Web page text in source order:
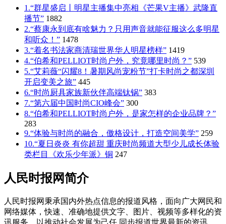
1.“群星盛启丨明星主播集中亮相《芒果V主播》武隆直
播节” 1882
2.“蔡康永到底有啥魅力？只用声音就能征服这么多明星
和听众！” 1478
3.“着名书法家商清瑞世界华人明星榜样” 1419
4.“伯希和PELLIOT时尚户外，究竟哪里时尚？” 539
5.“艾莉薇“闪耀8！暑期风尚宠粉节”打卡时尚之都深圳
开启变美之旅” 445
6.“时尚厨具家族新伙伴高端钛锅” 383
7.“第六届中国时尚CIO峰会” 300
8.“伯希和PELLIOT时尚户外，是家怎样的企业品牌？”
283
9.“体验与时尚的融合，傲格设计，打造空间美学” 259
10.“夏日炎炎 有你超甜 重庆时尚频道大型少儿成长体验
类栏目《欢乐少年派》铜 247
人民时报网简介
人民时报网秉承国内外热点信息的报道风格，面向广大网民和
网络媒体，快速、准确地提供文字、图片、视频等多样化的资
讯服务。以推动社会发展为己任,同步报道世界最新的资讯，